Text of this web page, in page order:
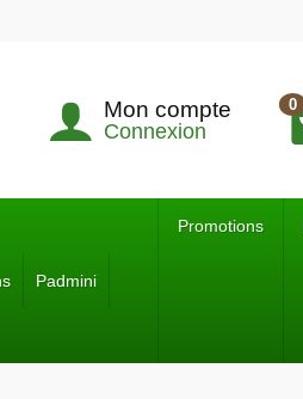
Mon compte
Connexion
0
Padmini
Promotions